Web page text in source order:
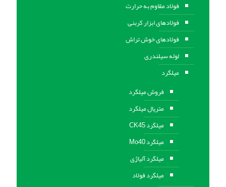
فولاد مقاوم به حرارت
فولادهای ابزار کربنی
فولادهای خوش تراش
لوله سیلندری
میلگرد
فروش میلگرد
متریال میلگرد
میلگرد CK45
میلگرد Mo40
میلگرد آلیاژی
میلگرد فولاد